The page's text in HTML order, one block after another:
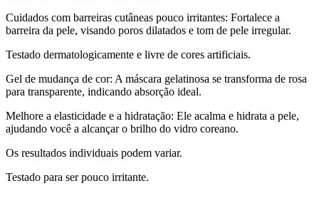
Cuidados com barreiras cutâneas pouco irritantes: Fortalece a
barreira da pele, visando poros dilatados e tom de pele irregular.
Testado dermatologicamente e livre de cores artificiais.
Gel de mudança de cor: A máscara gelatinosa se transforma de rosa
para transparente, indicando absorção ideal.
Melhore a elasticidade e a hidratação: Ele acalma e hidrata a pele,
ajudando você a alcançar o brilho do vidro coreano.
Os resultados individuais podem variar.
Testado para ser pouco irritante.